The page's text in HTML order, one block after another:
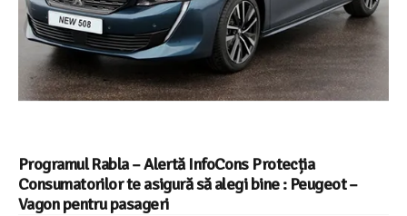
Programul Rabla – Alertă InfoCons Protecția
Consumatorilor te asigură să alegi bine : Peugeot –
Vagon pentru pasageri